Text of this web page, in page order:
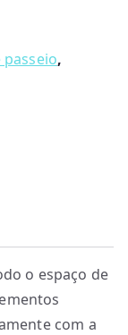
passeio,
o espaço de
com a